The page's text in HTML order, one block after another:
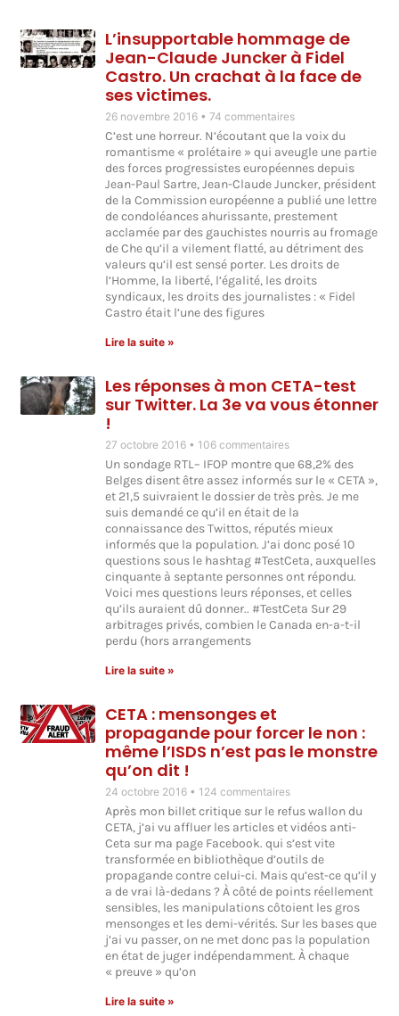
L’insupportable hommage de
Jean-Claude Juncker à Fidel
Castro. Un crachat à la face de
ses victimes.
26 novembre 2016 74 commentaires
C’est une horreur. N’écoutant que la voix du
romantisme « prolétaire » qui aveugle une partie
des forces progressistes européennes depuis
Jean-Paul Sartre, Jean-Claude Juncker, président
de la Commission européenne a publié une lettre
de condoléances ahurissante, prestement
acclamée par des gauchistes nourris au fromage
de Che qu’il a vilement flatté, au détriment des
valeurs qu’il est sensé porter. Les droits de
l’Homme, la liberté, l’égalité, les droits
syndicaux, les droits des journalistes : « Fidel
Castro était l’une des figures
Lire la suite »
Les réponses à mon CETA-test
sur Twitter. La 3e va vous étonner
!
27 octobre 2016 106 commentaires
Un sondage RTL– IFOP montre que 68,2% des
Belges disent être assez informés sur le « CETA »,
et 21,5 suivraient le dossier de très près. Je me
suis demandé ce qu’il en était de la
connaissance des Twittos, réputés mieux
informés que la population. J’ai donc posé 10
questions sous le hashtag #TestCeta, auxquelles
cinquante à septante personnes ont répondu.
Voici mes questions leurs réponses, et celles
qu’ils auraient dû donner.. #TestCeta Sur 29
arbitrages privés, combien le Canada en-a-t-il
perdu (hors arrangements
Lire la suite »
CETA : mensonges et
propagande pour forcer le non :
même l’ISDS n’est pas le monstre
qu’on dit !
24 octobre 2016 124 commentaires
Après mon billet critique sur le refus wallon du
CETA, j’ai vu affluer les articles et vidéos anti-
Ceta sur ma page Facebook. qui s’est vite
transformée en bibliothèque d’outils de
propagande contre celui-ci. Mais qu’est-ce qu’il y
a de vrai là-dedans ? À côté de points réellement
sensibles, les manipulations côtoient les gros
mensonges et les demi-vérités. Sur les bases que
j’ai vu passer, on ne met donc pas la population
en état de juger indépendamment. À chaque
« preuve » qu’on
Lire la suite »